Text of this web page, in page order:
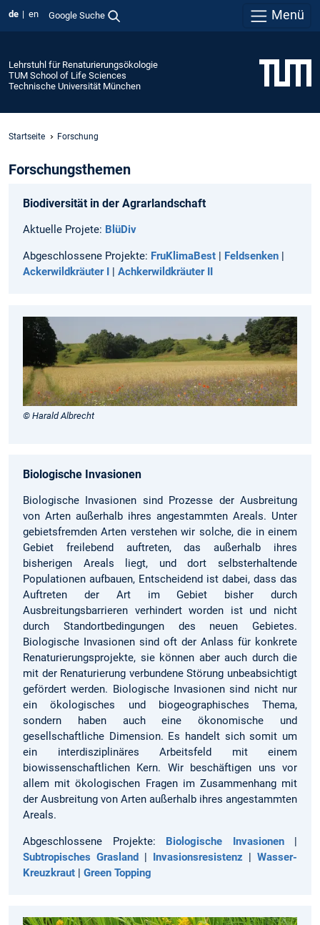
de en Google Suche Menü
Lehrstuhl für Renaturierungsökologie
TUM School of Life Sciences
Technische Universität München
Startseite Forschung
Forschungsthemen
Biodiversität in der Agrarlandschaft
Aktuelle Projete: BlüDiv
Abgeschlossene Projekte: FruKlimaBest Feldsenken
Ackerwildkräuter I
Achkerwildkräuter II
© Harald Albrecht
Biologische Invasionen
Biologische Invasionen sind Prozesse der Ausbreitung
von Arten außerhalb ihres angestammten Areals. Unter
gebietsfremden Arten verstehen wir solche, die in einem
Gebiet freilebend auftreten, das außerhalb ihres
bisherigen Areals liegt, und dort selbsterhaltende
Populationen aufbauen, Entscheidend ist dabei, dass das
Auftreten der Art im Gebiet bisher durch
Ausbreitungsbarrieren verhindert worden ist und nicht
durch Standortbedingungen des neuen Gebietes.
Biologische Invasionen sind oft der Anlass für konkrete
Renaturierungsprojekte, sie können aber auch durch die
mit der Renaturierung verbundene Störung unbeabsichtigt
gefördert werden. Biologische Invasionen sind nicht nur
ein ökologisches und biogeographisches Thema,
sondern haben auch eine ökonomische und
gesellschaftliche Dimension. Es handelt sich somit um
ein interdisziplinäres Arbeitsfeld mit einem
biowissenschaftlichen Kern. Wir beschäftigen uns vor
allem mit ökologischen Fragen im Zusammenhang mit
der Ausbreitung von Arten außerhalb ihres angestammten
Areals.
Abgeschlossene Projekte: Biologische Invasionen|
Subtropisches Grasland | Invasionsresistenz | Wasser-
Kreuzkraut | Green Topping